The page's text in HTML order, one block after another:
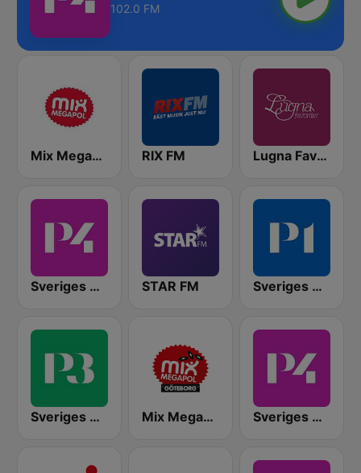
102.0 FM
Mix Megapol RIX FM Lugna Favoriter
Sveriges Radio P4 Stockholm STAR FM Sveriges Radio P1
Sveriges Radio P3 Mix Megapol Göteborg Sveriges Radio P4 Göteborg